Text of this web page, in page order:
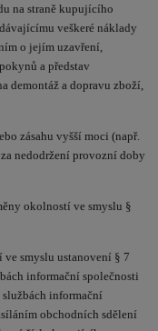
na straně kupujícího
veškeré náklady
o jejím uzavření,
a představ
demontáž a dopravu zboží,
zásahu vyšší moci (např.
nedodržení provozní doby
okolností ve smyslu §
smyslu ustanovení § 7
informační společnosti
službách informační
obchodních sdělení